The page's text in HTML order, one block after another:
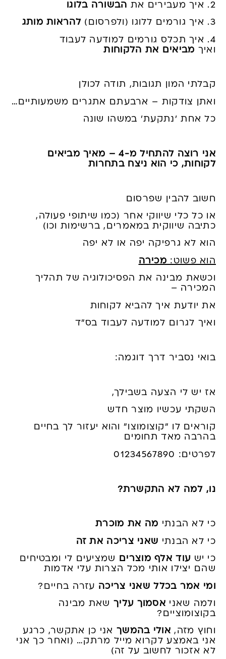
2. איך מעבירים את הבשורה בלוגו
3. איך גורמים ללוגו (ולפרסום) להראות מותג
4. איך תכלס גורמים למודעה לעבוד
ואיך מביאים את הלקוחות
קבלתי המון תגובות, תודה לכולן
ואתן צודקות – ארבעתם אתגרים משמעותיים…
כל אחת 'נתקעת' במשהו שונה
אני רוצה להתחיל מ-4 – מאיך מביאים
לקוחות, כי הוא ניצח בתחרות
חשוב להבין שפרסום
או כל כלי שיווקי אחר (כמו שיתופי פעולה,
כתיבה שיווקית במאמרים, ברשימות וכו)
הוא לא גרפיקה יפה או לא יפה
הוא פשוט: מכירה
וכשאת מבינה את הפסיכולוגיה של תהליך
המכירה –
את יודעת איך להביא לקוחות
ואיך לגרום למודעה לעבוד בס"ד
בואי נסביר דרך דוגמה:
אז יש לי הצעה בשבילך,
השקתי עכשיו מוצר חדש
קוראים לו "קוצומוצו" והוא יעזור לך בחיים
בהרבה מאד תחומים
לפרטים: 01234567890
נו, למה לא התקשרת?
כי לא הבנתי מה את מוכרת
כי לא הבנתי שאני צריכה את זה
כי יש עוד אלף מוצרים
שמציעים לי ומבטיחים
שהם יצילו אותי מכל הצרות עלי אדמות
ומי אמר בכלל שאני צריכה עזרה בחיים?
ולמה שאני אסמוך עליך שאת מבינה
בקוצומוציים?
וחוץ מזה, אולי בהמשך אני כן אתקשר, כרגע
אני באמצע לקרוא מייל מרתק… (ואחר כך אני
לא אזכור לחשוב על זה)